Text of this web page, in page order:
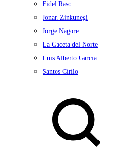
Fidel Raso
Jonan Zinkunegi
Jorge Nagore
La Gaceta del Norte
Luis Alberto García
Santos Cirilo